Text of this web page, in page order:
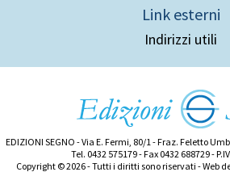
Link esterni
Indirizzi utili
EDIZIONI SEGNO - Via E. Fermi, 80/1 - Fraz. Feletto
Tel. 0432 575179 - Fax 0432 688729 -
Copyright © 2026 - Tutti i diritti sono riservati - Web